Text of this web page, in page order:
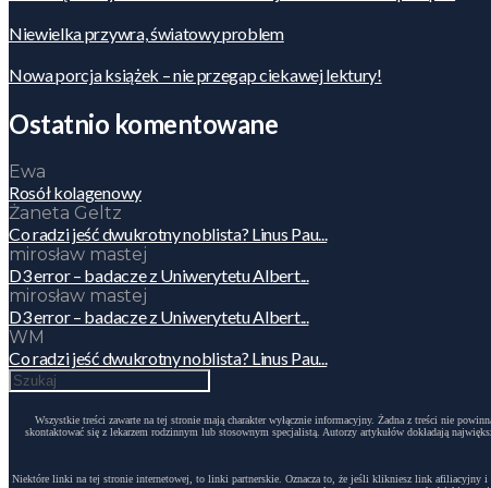
Niewielka przywra, światowy problem
Nowa porcja książek – nie przegap ciekawej lektury!
Ostatnio komentowane
Ewa
Rosół kolagenowy
Żaneta Geltz
Co radzi jeść dwukrotny noblista? Linus Pau...
mirosław mastej
D3 error – badacze z Uniwerytetu Albert...
mirosław mastej
D3 error – badacze z Uniwerytetu Albert...
WM
Co radzi jeść dwukrotny noblista? Linus Pau...
Wszystkie treści zawarte na tej stronie mają charakter wyłącznie informacyjny. Żadna z treści nie
skontaktować się z lekarzem rodzinnym lub stosownym specjalistą. Autorzy artykułów dokładają
Niektóre linki na tej stronie internetowej, to linki partnerskie. Oznacza to, że jeśli klikniesz link afiliacyjny i